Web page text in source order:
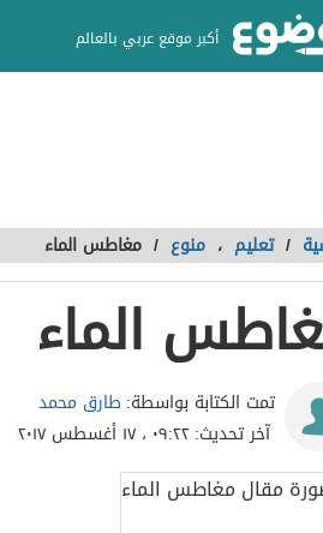
أكبر موقع عربي بالعالم
/ تعليم ، منوع / مغاطس الماء
الماء
تمت الكتابة بواسطة: طارق محمد
آخر تحديث:٠٩:٢٢ ، ١٧ أغسطس ٢٠١٧